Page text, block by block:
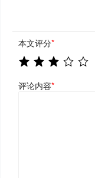
本文评分*
评论内容*